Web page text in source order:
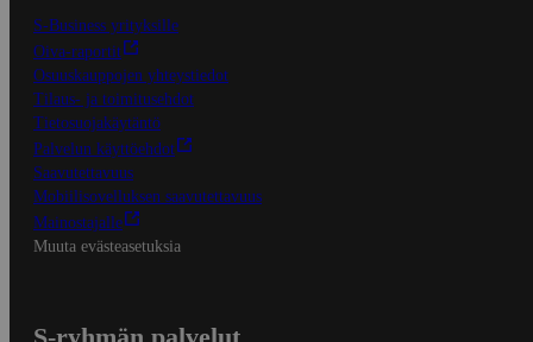
S-Business yrityksille
Oiva-raportit
Osuuskauppojen yhteystiedot
Tilaus- ja toimitusehdot
Tietosuojakäytäntö
Palvelun käyttöehdot
Saavutettavuus
Mobiilisovelluksen saavutettavuus
Mainostajalle
Muuta evästeasetuksia